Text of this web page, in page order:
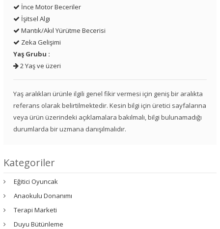
İnce Motor Beceriler
İşitsel Algı
Mantık/Akıl Yürütme Becerisi
Zeka Gelişimi
Yaş Grubu :
2 Yaş ve üzeri
Yaş aralıkları ürünle ilgili genel fikir vermesi için geniş bir aralıkta
referans olarak belirtilmektedir. Kesin bilgi için üretici sayfalarına
veya ürün üzerindeki açıklamalara bakılmalı, bilgi bulunamadığı
durumlarda bir uzmana danışılmalıdır.
Kategoriler
Eğitici Oyuncak
Anaokulu Donanımı
Terapi Marketi
Duyu Bütünleme